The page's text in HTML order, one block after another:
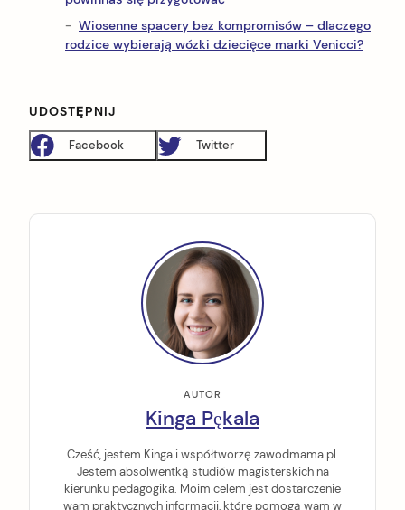
Wiosenne spacery bez kompromisów – dlaczego
rodzice wybierają wózki dziecięce marki Venicci?
UDOSTĘPNIJ
Facebook Twitter
AUTOR
Kinga Pękala
Cześć, jestem Kinga i współtworzę zawodmama.pl.
Jestem absolwentką studiów magisterskich na
kierunku pedagogika. Moim celem jest dostarczenie
wam praktycznych informacji, które pomogą wam w